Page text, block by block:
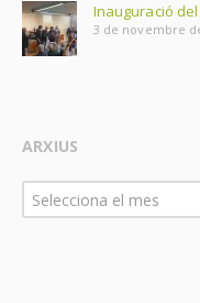
Inauguració
3 de novembre
ARXIUS
Arxius
Selecciona el mes